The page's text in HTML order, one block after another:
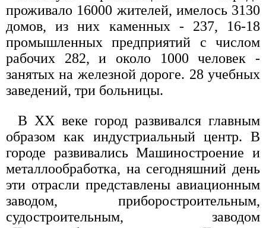
проживало 16000 жителей, имелось 3130
домов, из них каменных - 237, 16-18
промышленных предприятий с числом
рабочих 282, и около 1000 человек -
занятых на железной дороге. 28 учебных
заведений, три больницы.
В XX веке город развивался главным
образом как индустриальный центр. В
городе развивались Машиностроение и
металлообработка, на сегодняшний день
эти отрасли представлены авиационным
заводом, приборостроительным,
судостроительным, заводом